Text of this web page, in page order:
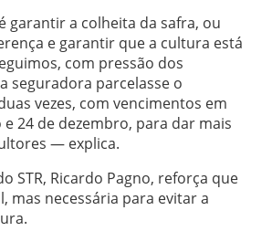
garantir a colheita da safra, ou
e garantir que a cultura está
com pressão dos
seguradora parcelasse o
vezes, com vencimentos em
24 de dezembro, para dar mais
— explica.
STR, Ricardo Pagno, reforça que
mas necessária para evitar a